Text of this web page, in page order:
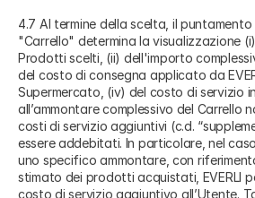
4.7 Al termine della scelta, il puntamento
"Carrello" determina la visualizzazione
Prodotti scelti, (ii) dell'importo
del costo di consegna applicato da
Supermercato, (iv) del costo di servizio
all’ammontare complessivo del Carrello
costi di servizio aggiuntivi (c.d.
essere addebitati. In particolare, nel
uno specifico ammontare, con
stimato dei prodotti acquistati, EVERLI
costo di servizio aggiuntivo all’Utente.